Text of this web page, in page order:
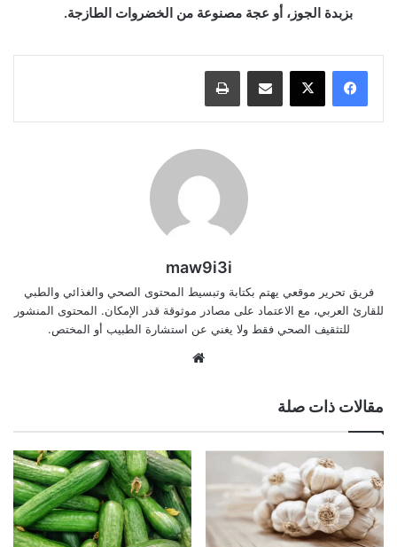
بزبدة الجوز، أو عجة مصنوعة من الخضروات الطازجة.
مشاركة عبر البريد طباعة
maw9i3i
فريق تحرير موقعي يهتم بكتابة وتبسيط المحتوى الصحي والغذائي والطبي
للقارئ العربي، مع الاعتماد على مصادر موثوقة قدر الإمكان. المحتوى المنشور
للتثقيف الصحي فقط ولا يغني عن استشارة الطبيب أو المختص.
مقالات ذات صلة